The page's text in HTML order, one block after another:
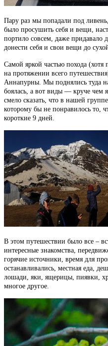
Пару раз мы попадали под
было просушить себя и вещи,
портило совсем, даже придавало
донести себя и свои вещи до
Самой яркой частью похода (хотя
на протяжении всего
Аннапурны. Мы поднялись туда
боялась, а вот виды — круче чем
смело сказать, что в нашей
которому бы не понравилось то,
короткие 9 дней.
В этом путешествии было все –
интересные знакомства,
горячие источники, время для
останавливались, местная еда,
лошади, яки, ящерицы, пиявки,
многое другое.